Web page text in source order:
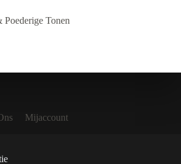
Tonen
Mijaccount